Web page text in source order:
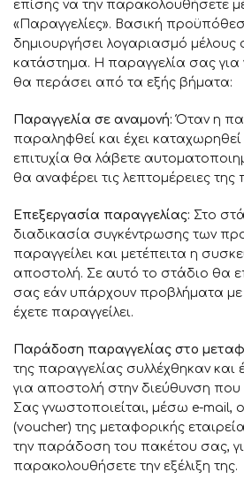
επίσης να την παρακολουθήσετε
«Παραγγελίες». Βασική
δημιουργήσει λογαριασμό μέλους
κατάστημα. Η παραγγελία σας για
θα περάσει από τα εξής βήματα:
Παραγγελία σε αναμονή: Όταν η
παραληφθεί και έχει
επιτυχία θα λάβετε
θα αναφέρει τις λεπτομέρειες της
Επεξεργασία παραγγελίας: Στο
διαδικασία συγκέντρωσης των
παραγγείλει και μετέπειτα η
αποστολή. Σε αυτό το στάδιο θα
σας εάν υπάρχουν προβλήματα
έχετε παραγγείλει.
Παράδοση παραγγελίας στο
της παραγγελίας συλλέχθηκαν και
για αποστολή στην διεύθυνση που
Σας γνωστοποιείται, μέσω e-mail,
(voucher) της μεταφορικής
την παράδοση του πακέτου σας,
παρακολουθήσετε την εξέλιξη της.